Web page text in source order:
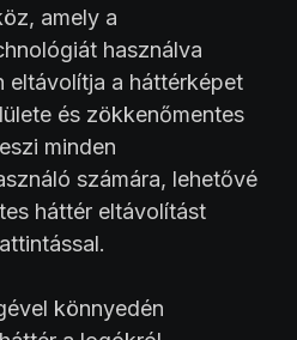
amely a
használva
eltávolítja a háttérképet
és zökkenőmentes
minden
számára, lehetővé
háttér eltávolítást
könnyedén